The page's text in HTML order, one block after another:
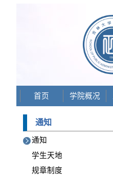
首页 学院概况
通知
通知
学生天地
规章制度